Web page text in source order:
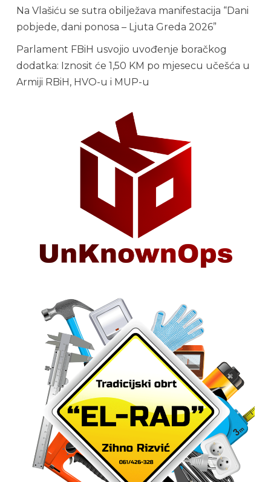
Na Vlašiću se sutra obilježava manifestacija “Dani
pobjede, dani ponosa – Ljuta Greda 2026”
Parlament FBiH usvojio uvođenje boračkog
dodatka: Iznosit će 1,50 KM po mjesecu učešća u
Armiji RBiH, HVO-u i MUP-u